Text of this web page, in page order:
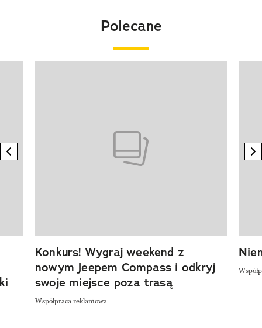
Polecane
previous element
Konkurs! Wygraj weekend z
nowym Jeepem Compass i odkryj
swoje miejsce poza trasą
Współpraca reklamowa